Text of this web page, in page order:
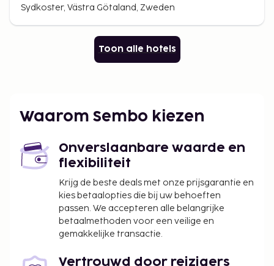
Sydkoster, Västra Götaland, Zweden
Toon alle hotels
Waarom Sembo kiezen
Onverslaanbare waarde en
flexibiliteit
Krijg de beste deals met onze prijsgarantie en
kies betaalopties die bij uw behoeften
passen. We accepteren alle belangrijke
betaalmethoden voor een veilige en
gemakkelijke transactie.
Vertrouwd door reizigers